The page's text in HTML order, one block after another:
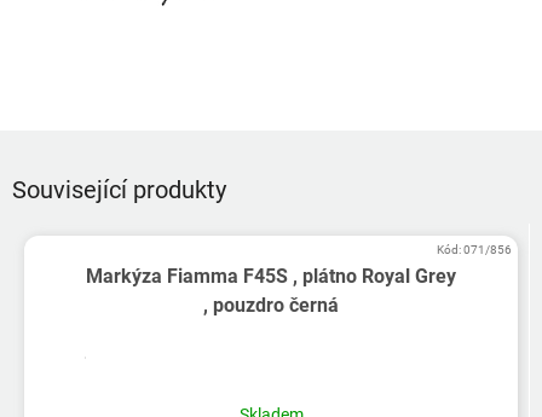
Související produkty
Markýza Fiamma F45S , plátno Royal Grey
, pouzdro černá
Kód:071/856